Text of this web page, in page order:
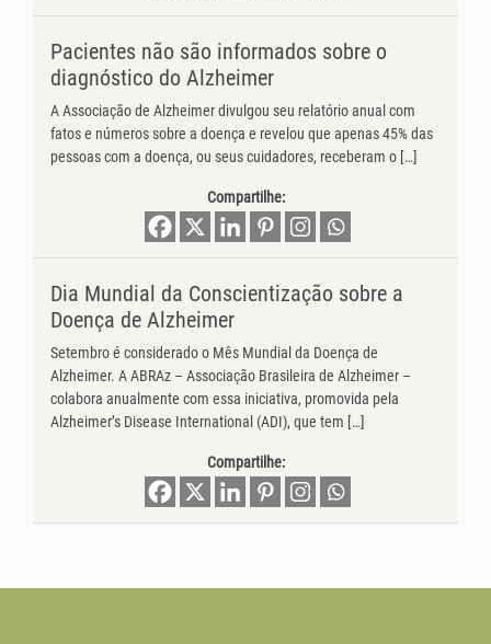
Pacientes não são informados sobre o
diagnóstico do Alzheimer
A Associação de Alzheimer divulgou seu relatório anual com
fatos e números sobre a doença e revelou que apenas 45% das
pessoas com a doença, ou seus cuidadores, receberam o […]
Compartilhe:
Dia Mundial da Conscientização sobre a
Doença de Alzheimer
Setembro é considerado o Mês Mundial da Doença de
Alzheimer. A ABRAz – Associação Brasileira de Alzheimer –
colabora anualmente com essa iniciativa, promovida pela
Alzheimer’s Disease International (ADI), que tem […]
Compartilhe: